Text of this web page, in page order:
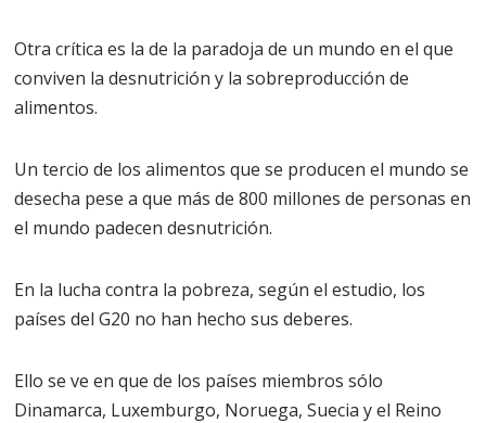
Otra crítica es la de la paradoja de un mundo en el que
conviven la desnutrición y la sobreproducción de
alimentos.
Un tercio de los alimentos que se producen el mundo se
desecha pese a que más de 800 millones de personas en
el mundo padecen desnutrición.
En la lucha contra la pobreza, según el estudio, los
países del G20 no han hecho sus deberes.
Ello se ve en que de los países miembros sólo
Dinamarca, Luxemburgo, Noruega, Suecia y el Reino